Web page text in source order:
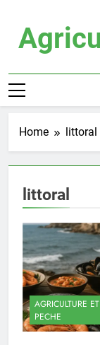
content
Home littoral
littoral
AGRICULTURE ET
PECHE